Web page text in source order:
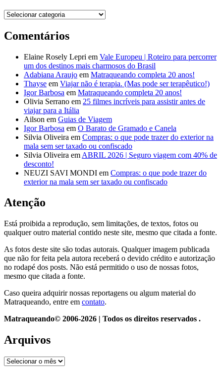
Destinos
Comentários
Elaine Rosely Lepri em Vale Europeu | Roteiro para percorrer
um dos destinos mais charmosos do Brasil
Adabiana Araujo em Matraqueando completa 20 anos!
Thayse em Viajar não é terapia. (Mas pode ser terapêutico!)
Igor Barbosa em Matraqueando completa 20 anos!
Olivia Serrano em 25 filmes incríveis para assistir antes de
viajar para a Itália
Ailson em Guias de Viagem
Igor Barbosa em O Barato de Gramado e Canela
Silvia Oliveira em Compras: o que pode trazer do exterior na
mala sem ser taxado ou confiscado
Silvia Oliveira em ABRIL 2026 | Seguro viagem com 40% de
desconto!
NEUZI SAVI MONDI em Compras: o que pode trazer do
exterior na mala sem ser taxado ou confiscado
Atenção
Está proibida a reprodução, sem limitações, de textos, fotos ou
qualquer outro material contido neste site, mesmo que citada a fonte.
As fotos deste site são todas autorais. Qualquer imagem publicada
que não for feita pela autora receberá o devido crédito e autorização
no rodapé dos posts. Não está permitido o uso de nossas fotos,
mesmo que citada a fonte.
Caso queira adquirir nossas reportagens ou algum material do
Matraqueando, entre em contato.
Matraqueando© 2006-2026 | Todos os direitos reservados .
Arquivos
Arquivos